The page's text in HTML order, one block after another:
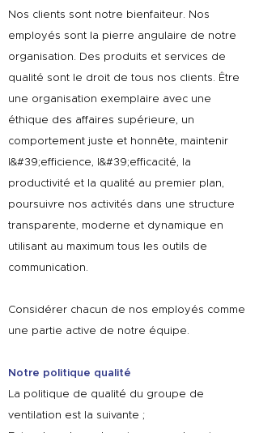
Nos clients sont notre bienfaiteur. Nos
employés sont la pierre angulaire de notre
organisation. Des produits et services de
qualité sont le droit de tous nos clients. Être
une organisation exemplaire avec une
éthique des affaires supérieure, un
comportement juste et honnête, maintenir
l&#39;efficience, l&#39;efficacité, la
productivité et la qualité au premier plan,
poursuivre nos activités dans une structure
transparente, moderne et dynamique en
utilisant au maximum tous les outils de
communication.
Considérer chacun de nos employés comme
une partie active de notre équipe.
Notre politique qualité
La politique de qualité du groupe de
ventilation est la suivante ;